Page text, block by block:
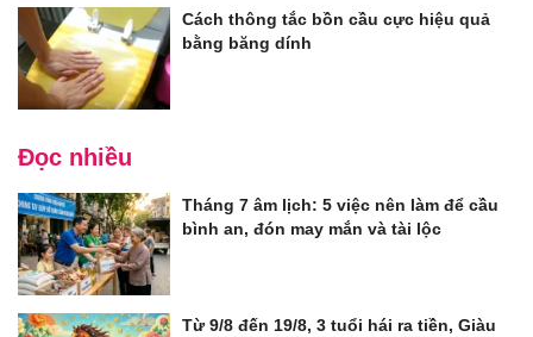
Cách thông tắc bồn cầu cực hiệu quả
bằng băng dính
Đọc nhiều
Tháng 7 âm lịch: 5 việc nên làm để cầu
bình an, đón may mắn và tài lộc
Từ 9/8 đến 19/8, 3 tuổi hái ra tiền, Giàu